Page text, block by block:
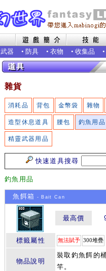
武器 • 防具 • 衣物 • 收集品 •
雜貨
消耗品 背包 金幣袋 雜物
造型休息道具 腰包 釣魚用品
精靈武器用品
快速道具搜尋
釣魚用品
魚餌箱 - Bait Can
最高價
標籤屬性 無法賦予 300堆疊
物品說明
裝取釣魚餌的
竿。